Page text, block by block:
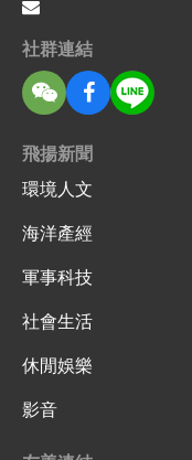
社群連結
飛揚新聞
環境人文
海洋產經
軍事科技
社會生活
休閒娛樂
影音